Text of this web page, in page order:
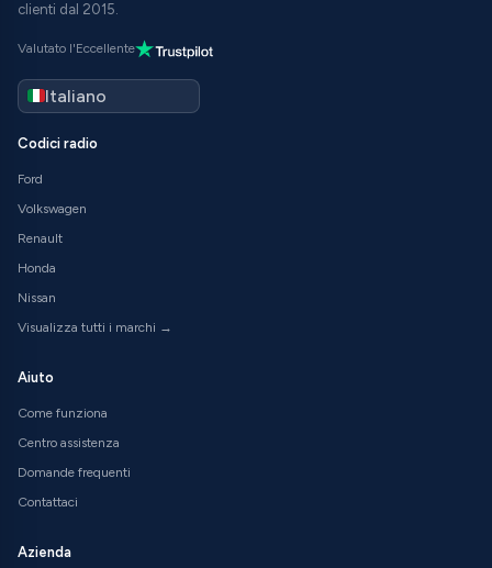
clienti dal 2015.
Valutato l'Eccellente
Codici radio
Ford
Volkswagen
Renault
Honda
Nissan
Visualizza tutti i marchi →
Aiuto
Come funziona
Centro assistenza
Domande frequenti
Contattaci
Azienda